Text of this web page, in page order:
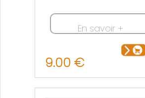
En savoir +
9.00 €